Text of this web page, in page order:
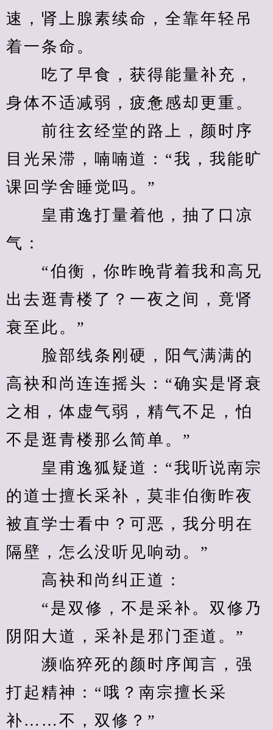
速，肾上腺素续命，全靠年轻吊
着一条命。
吃了早食，获得能量补充，
身体不适减弱，疲惫感却更重。
前往玄经堂的路上，颜时序
目光呆滞，喃喃道：“我，我能旷
课回学舍睡觉吗。”
皇甫逸打量着他，抽了口凉
气：
“伯衡，你昨晚背着我和高兄
出去逛青楼了？一夜之间，竟肾
衰至此。”
脸部线条刚硬，阳气满满的
高袂和尚连连摇头：“确实是肾衰
之相，体虚气弱，精气不足，怕
不是逛青楼那么简单。”
皇甫逸狐疑道：“我听说南宗
的道士擅长采补，莫非伯衡昨夜
被直学士看中？可恶，我分明在
隔壁，怎么没听见响动。”
高袂和尚纠正道：
“是双修，不是采补。双修乃
阴阳大道，采补是邪门歪道。”
濒临猝死的颜时序闻言，强
打起精神：“哦？南宗擅长采
补……不，双修？”